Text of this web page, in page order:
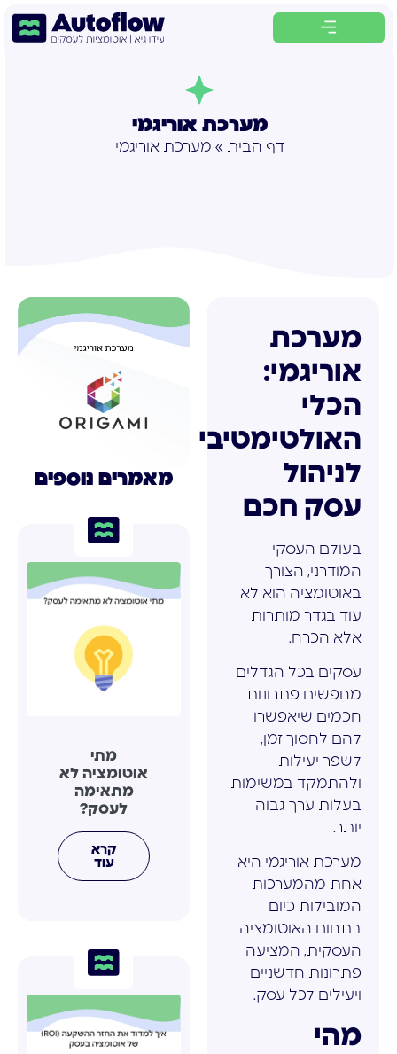
לתוכן
מערכת אוריגמי
דף הבית » מערכת אוריגמי
מערכת
אוריגמי:
הכלי
האולטימטיבי
לניהול
עסק חכם
בעולם העסקי
המודרני, הצורך
באוטומציה הוא לא
עוד בגדר מותרות
אלא הכרח.
עסקים בכל הגדלים
מחפשים פתרונות
חכמים שיאפשרו
להם לחסוך זמן,
לשפר יעילות
ולהתמקד במשימות
בעלות ערך גבוה
יותר.
מערכת אוריגמי היא
אחת מהמערכות
המובילות כיום
בתחום האוטומציה
העסקית, המציעה
פתרונות חדשניים
ויעילים לכל עסק.
מהי
מאמרים נוספים
מתי
אוטומציה לא
מתאימה
לעסק?
קרא
עוד